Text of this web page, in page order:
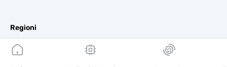
Regioni
eSIM za Evropa
eSIM za Azija